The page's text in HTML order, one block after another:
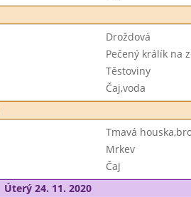
Droždová
Pečený králík na
Těstoviny
Čaj,voda
Tmavá
Mrkev
Čaj
Úterý 24. 11. 2020